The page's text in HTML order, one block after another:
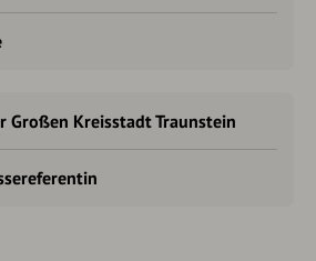
Großen Kreisstadt Traunstein